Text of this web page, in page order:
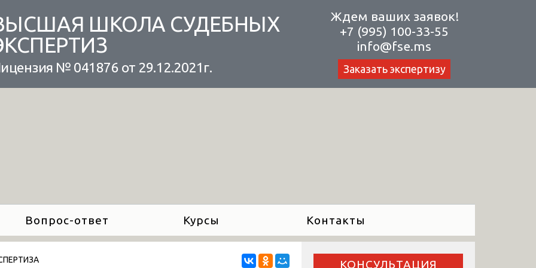
ШКОЛА СУДЕБНЫХ
№ 041876 от 29.12.2021г.
Ждем ваших заявок!
+7 (995) 100-33-55
info@fse.ms
Заказать экспертизу
Вопрос-ответ Курсы Контакты
КОНСУЛЬТАЦИЯ